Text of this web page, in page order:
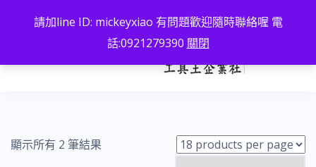
顯示所有 2 筆結果
請加line ID: mickeyxiao 有問題歡迎隨時聯絡喔 電
話:0921279390 關閉